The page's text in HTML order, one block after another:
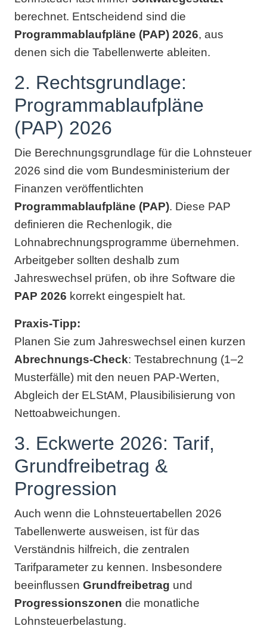
berechnet. Entscheidend sind die
Programmablaufpläne (PAP) 2026, aus
denen sich die Tabellenwerte ableiten.
2. Rechtsgrundlage:
Programmablaufpläne
(PAP) 2026
Die Berechnungsgrundlage für die Lohnsteuer
2026 sind die vom Bundesministerium der
Finanzen veröffentlichten
Programmablaufpläne (PAP). Diese PAP
definieren die Rechenlogik, die
Lohnabrechnungsprogramme übernehmen.
Arbeitgeber sollten deshalb zum
Jahreswechsel prüfen, ob ihre Software die
PAP 2026 korrekt eingespielt hat.
Praxis-Tipp:
Planen Sie zum Jahreswechsel einen kurzen
Abrechnungs-Check: Testabrechnung (1–2
Musterfälle) mit den neuen PAP-Werten,
Abgleich der ELStAM, Plausibilisierung von
Nettoabweichungen.
3. Eckwerte 2026: Tarif,
Grundfreibetrag &
Progression
Auch wenn die Lohnsteuertabellen 2026
Tabellenwerte ausweisen, ist für das
Verständnis hilfreich, die zentralen
Tarifparameter zu kennen. Insbesondere
beeinflussen Grundfreibetrag und
Progressionszonen die monatliche
Lohnsteuerbelastung.